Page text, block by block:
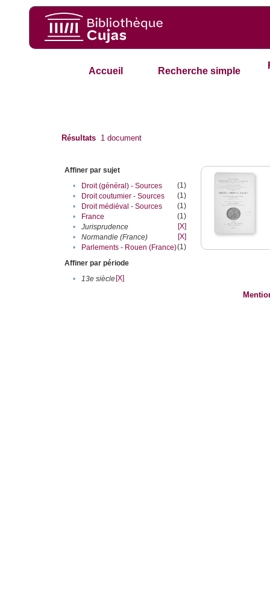
Accueil Recherche simple
Résultats 1 document
Affiner par sujet
•
Droit (général) - Sources
(1)
•
Droit coutumier - Sources
(1)
•
Droit médiéval - Sources
(1)
•
France
(1)
•
Jurisprudence
[X]
•
Normandie (France)
[X]
•
Parlements - Rouen (France)(1)
Affiner par période
•
13e siècle[X]